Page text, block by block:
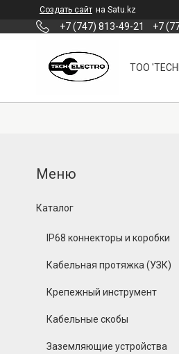
Создать сайт на Satu.kz
+7 (747) 813-49-21 +7
ТОО
Каталог
IP68 коннекторы и коробки
Кабельная протяжка (УЗК)
Крепежный инструмент
Кабельные скобы
Заземляющие устройства